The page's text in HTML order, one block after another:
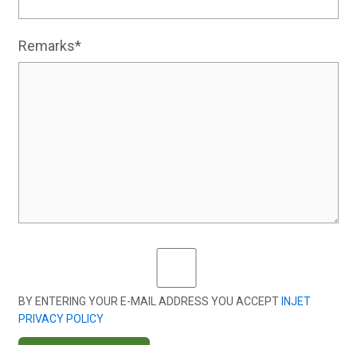
Remarks*
BY ENTERING YOUR E-MAIL ADDRESS YOU ACCEPT INJET
PRIVACY POLICY